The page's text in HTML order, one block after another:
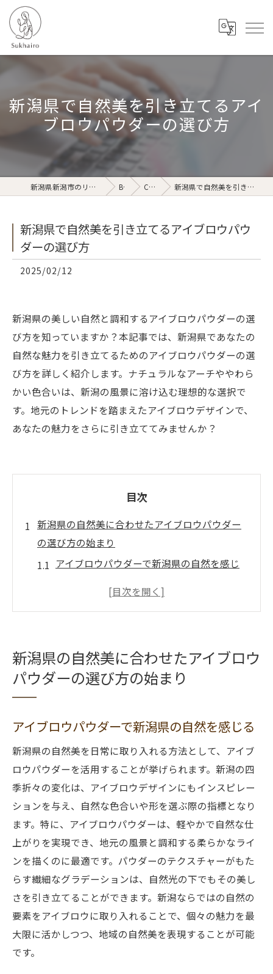
新潟県で自然美を引き立てるアイ
ブロウパウダーの選び方
新潟県新潟市のリラクゼーションならSukhairo Blog Column 新潟県で自然美を引き立てるアイブロウパウダーの選び方
新潟県で自然美を引き立てるアイブロウパウ
ダーの選び方
2025/02/12
新潟県の美しい自然と調和するアイブロウパウダーの選
び方を知っていますか？本記事では、新潟県であなたの
自然な魅力を引き立てるためのアイブロウパウダーの選
び方を詳しく紹介します。ナチュラルなアーチややわら
かい色合いは、新潟の風景に溶け込む理想的な選択で
す。地元のトレンドを踏まえたアイブロウデザインで、
あなたの魅力をさらに引き立ててみませんか？
目次
新潟県の自然美に合わせたアイブロウパウダー
の選び方の始まり
アイブロウパウダーで新潟県の自然を感じ
自然と調和するアイブロウデザインのポイ
自然の色を取り入れたアイブロウパウダー
地元の風景に合うアイブロウデザインとは
アイブロウのナチュラルアーチで新潟の風景に
自然なアーチの効果と新潟の景観
アイブロウで表現する新潟の自然
新潟の風景に溶け込むアーチデザイン
ナチュラルアーチの作り方ガイド
自然と調和するアーチの魅力
新潟県の自然美を引き立てるナチュラルア
ーチ
新潟県でのアイブロウデザインが地元のトレン
ドを取り入れる理由
新潟県の自然美に合わせたアイブロウ
パウダーの選び方の始まり
アイブロウパウダーで新潟県の自然を感じる
新潟県の自然美を日常に取り入れる方法として、アイブ
ロウパウダーを活用することが挙げられます。新潟の四
季折々の変化は、アイブロウデザインにもインスピレー
ションを与え、自然な色合いや形を選ぶ際の指標となり
ます。特に、アイブロウパウダーは、軽やかで自然な仕
上がりを実現でき、地元の風景と調和する柔らかなライ
ンを描くのに最適です。パウダーのテクスチャーがもた
らす繊細なグラデーションは、自然光の下でもその美し
さを引き立てることができます。新潟ならではの自然の
要素をアイブロウに取り入れることで、個々の魅力を最
大限に活かしつつ、地域の自然美を表現することが可能
です。